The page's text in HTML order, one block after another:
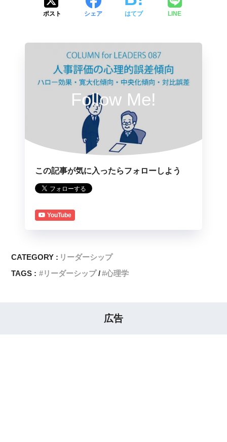
ポスト シェア はてブ LINE
Follow Me!
この記事が気に入ったらフォローしよう
YouTube
CATEGORY : リーダーシップ
TAGS :
リーダーシップ 心理学
広告